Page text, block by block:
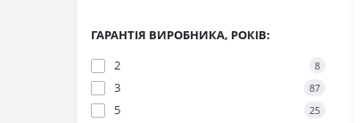
ГАРАНТІЯ ВИРОБНИКА, РОКІВ:
2
8
3 87
5 25